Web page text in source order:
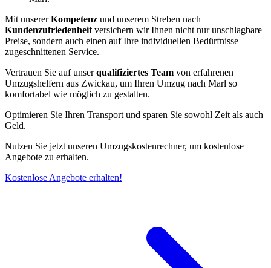
Mit unsererKompetenz und unserem Streben nach
Kundenzufriedenheit versichern wir Ihnen nicht nur unschlagbare
Preise, sondern auch einen auf Ihre individuellen Bedürfnisse
zugeschnittenen Service.
Vertrauen Sie auf unserqualifiziertes Team von erfahrenen
Umzugshelfern aus Zwickau, um Ihren Umzug nach Marl so
komfortabel wie möglich zu gestalten.
Optimieren Sie Ihren Transport und sparen Sie sowohl Zeit als auch
Geld.
Nutzen Sie jetzt unseren Umzugskostenrechner, um kostenlose
Angebote zu erhalten.
Kostenlose Angebote erhalten!